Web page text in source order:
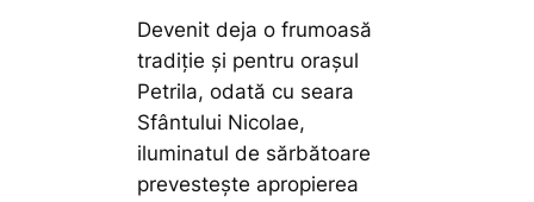
Devenit deja o frumoasă
tradiție și pentru orașul
Petrila, odată cu seara
Sfântului Nicolae,
iluminatul de sărbătoare
prevestește apropierea